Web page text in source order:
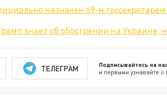
назначен 69-м
знает об обострении на Украине,
ТЕЛЕГРАМ Подписывайтесь на
и первыми узнавайте о